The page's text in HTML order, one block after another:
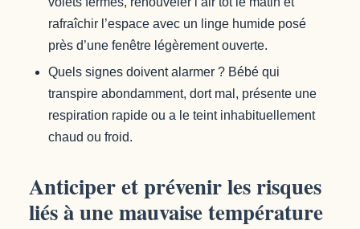
rafraîchir l’espace avec un linge humide posé
près d’une fenêtre légèrement ouverte.
Quels signes doivent alarmer ? Bébé qui
transpire abondamment, dort mal, présente une
respiration rapide ou a le teint inhabituellement
chaud ou froid.
Anticiper et prévenir les risques
liés à une mauvaise température